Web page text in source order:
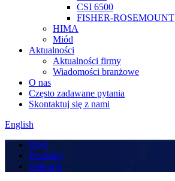
CSI 6500
FISHER-ROSEMOUNT
HIMA
Miód
Aktualności
Aktualności firmy
Wiadomości branżowe
O nas
Często zadawane pytania
Skontaktuj się z nami
English
Dom
Produkty
Wibracja